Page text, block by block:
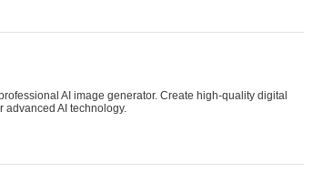
AI image generator. Create high-quality digital
advanced AI technology.